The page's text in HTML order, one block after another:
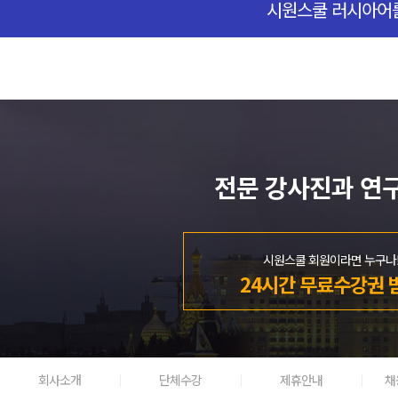
시원스쿨 러시아
전문 강사진과 연
시원스쿨 회원이라면 누구
24시간 무료수강권
회사소개 단체수강 제휴안내